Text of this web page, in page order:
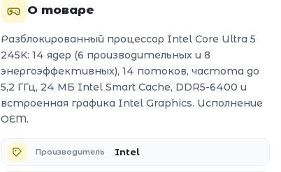
О товаре
Разблокированный процессор Intel Core Ultra 5
245K: 14 ядер (6 производительных и 8
энергоэффективных), 14 потоков, частота до
5,2 ГГц, 24 МБ Intel Smart Cache, DDR5-6400 и
встроенная графика Intel Graphics. Исполнение
OEM.
Производитель Intel